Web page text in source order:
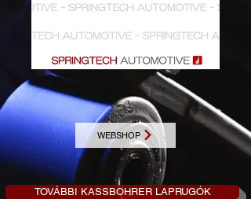
WEBSHOP
TOVÁBBI KASSBOHRER LAPRUGÓK